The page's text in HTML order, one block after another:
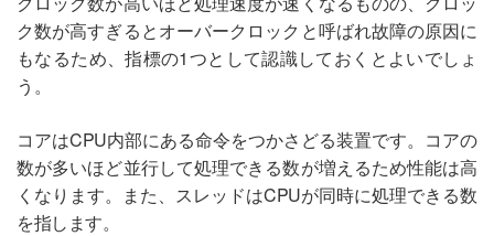
ク数が高すぎるとオーバークロックと呼ばれ故障の原因に
もなるため、指標の1つとして認識しておくとよいでしょ
う。
コアはCPU内部にある命令をつかさどる装置です。コアの
数が多いほど並行して処理できる数が増えるため性能は高
くなります。また、スレッドはCPUが同時に処理できる数
を指します。